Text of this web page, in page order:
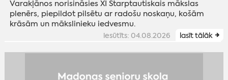
Varakļānos norisināsies XI Starptautiskais mākslas
plenērs, piepildot pilsētu ar radošu noskaņu, košām
krāsām un mākslinieku iedvesmu.
iesūtīts: 04.08.2026 lasīt tālāk